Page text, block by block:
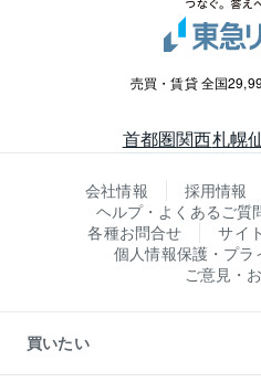
売買・賃貸 全国
首都圏関西札幌
会社情報 採用情報
ヘルプ・よくあるご質
各種お問合せ
サイ
個人情報保護・プラ
ご意見・
買いたい